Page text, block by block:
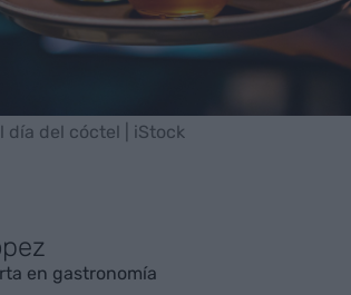
día del cóctel | iStock
en gastronomía